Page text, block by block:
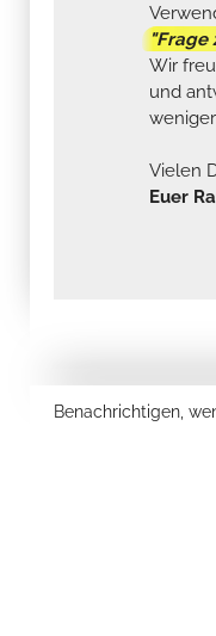
"Frage
Wir
und
Vielen
Euer
Benachrichtigen,